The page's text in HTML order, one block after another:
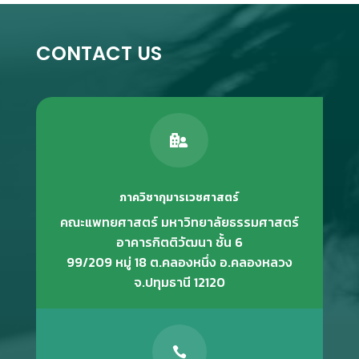
CONTACT US

ภาควิชากุมารเวชศาสตร์
คณะแพทยศาสตร์ มหาวิทยาลัยธรรมศาสตร์
อาคารกิตติวัฒนา ชั้น 6
99/209 หมู่ 18 ต.คลองหนึ่ง อ.คลองหลวง
จ.ปทุมธานี 12120
